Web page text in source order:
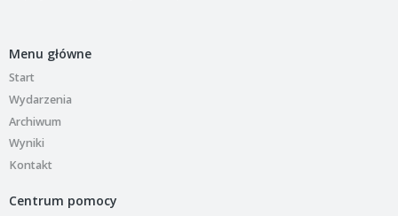
Menu główne
Start
Wydarzenia
Archiwum
Wyniki
Kontakt
Centrum pomocy